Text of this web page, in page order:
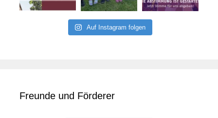
Auf Instagram folgen
Freunde und Förderer